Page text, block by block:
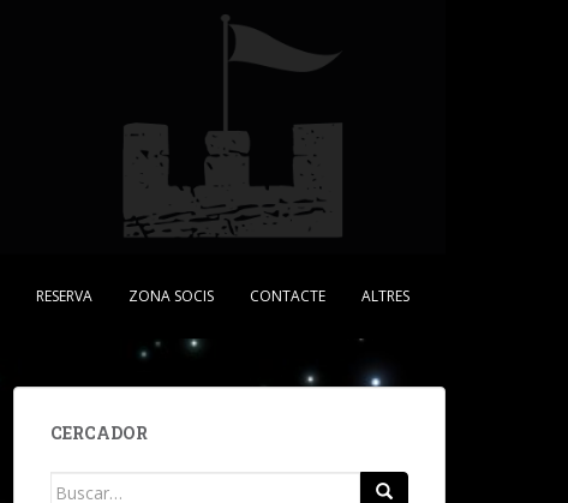
RESERVA ZONA SOCIS CONTACTE ALTRES
CERCADOR
Buscar: